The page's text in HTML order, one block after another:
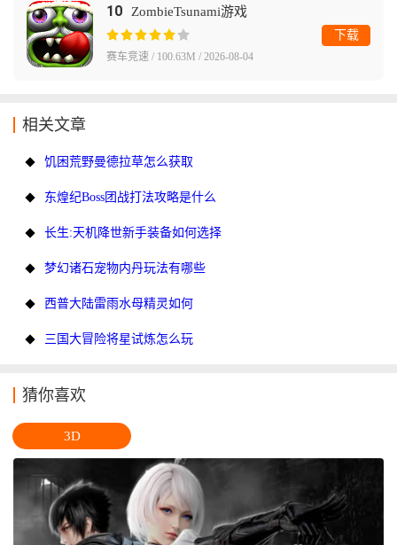
10 ZombieTsunami游戏
赛车竞速 / 100.63M / 2026-08-04
下载
相关文章
饥困荒野曼德拉草怎么获取
东煌纪Boss团战打法攻略是什么
长生:天机降世新手装备如何选择
梦幻诸石宠物内丹玩法有哪些
西普大陆雷雨水母精灵如何
三国大冒险将星试炼怎么玩
猜你喜欢
3D